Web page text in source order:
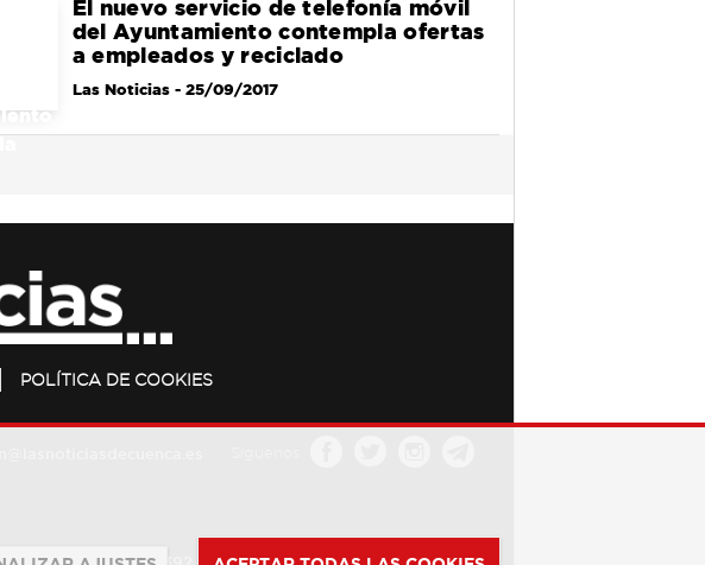
El nuevo servicio de telefonía móvil
del Ayuntamiento contempla ofertas
a empleados y reciclado
Las Noticias- 25/09/2017
POLÍTICA DE COOKIES
126 573 / 670 726 392